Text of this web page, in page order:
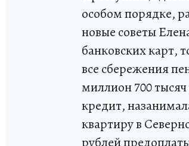
особом порядке,
новые советы
банковских карт,
все сбережения
миллион 700
кредит,
квартиру в
рублей